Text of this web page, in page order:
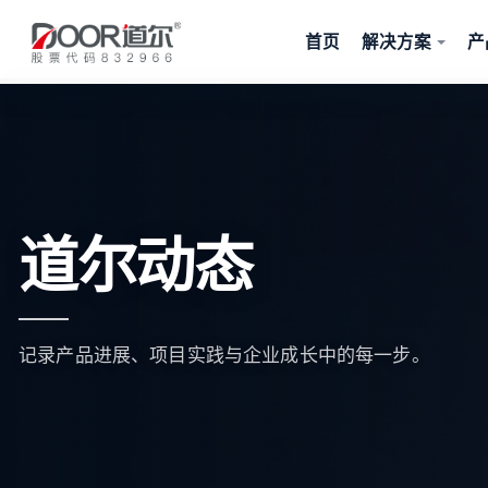
首页 解决方案
道尔动态
记录产品进展、项目实践与企业成长中的每一步。